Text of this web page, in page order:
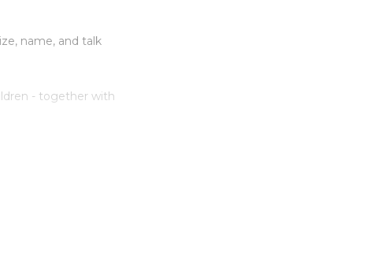
name, and talk
- together with